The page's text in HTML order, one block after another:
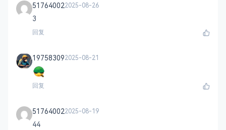
517640022025-08-26
3
回复
197583092025-08-21
回复
517640022025-08-19
44